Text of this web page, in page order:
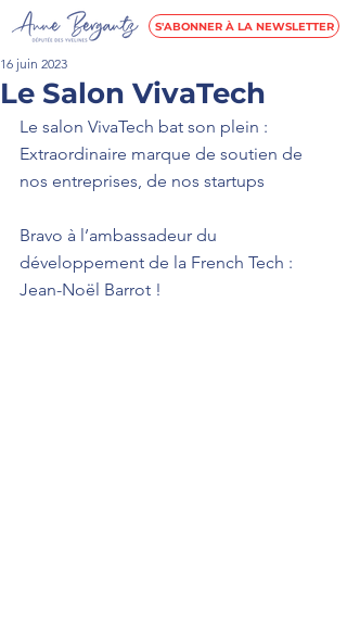
S'ABONNER À LA NEWSLETTER
Le Salon VivaTech
16 juin 2023
Le salon VivaTech bat son plein :
Extraordinaire marque de soutien de
nos entreprises, de nos startups
Bravo à l’ambassadeur du
développement de la French Tech :
Jean-Noël Barrot !